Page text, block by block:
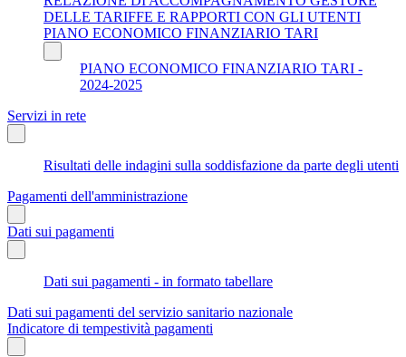
DELLE TARIFFE E RAPPORTI CON GLI UTENTI
PIANO ECONOMICO FINANZIARIO TARI
PIANO ECONOMICO FINANZIARIO TARI -
2024-2025
Servizi in rete
Risultati delle indagini sulla soddisfazione da parte degli utenti
Pagamenti dell'amministrazione
Dati sui pagamenti
Dati sui pagamenti - in formato tabellare
Dati sui pagamenti del servizio sanitario nazionale
Indicatore di tempestività pagamenti